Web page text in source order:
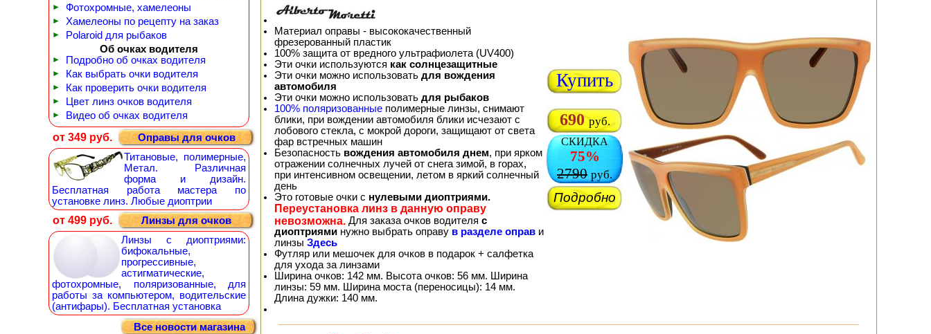
► Фотохромные, хамелеоны
► Хамелеоны по рецепту на заказ
►
Polaroid для рыбаков
Об очках водителя
► Подробно об очках водителя
► Как выбрать очки водителя
► Как проверить очки водителя
► Цвет линз очков водителя
► Видео об очках водителя
от 349 руб.
Оправы для очков
Титановые, полимерные,
Метал. Различная
форма и дизайн.
Бесплатная работа мастера по
установке линз. Любые диоптрии
от 499 руб.
Линзы для очков
Линзы с диоптриями:
бифокальные,
прогрессивные,
астигматические,
фотохромные, поляризованные, для
работы за компьютером, водительские
(антифары). Бесплатная установка
Все новости магазина
Материал оправы - высококачественный
фрезерованный пластик
100% защита от вредного ультрафиолета (UV400)
Эти очки используются как солнцезащитные
Эти очки можно использовать для вождения
автомобиля
Эти очки можно использовать для рыбаков
100% поляризованные полимерные линзы, снимают
блики, при вождении автомобиля блики исчезают с
лобового стекла, с мокрой дороги, защищают от света
фар встречных машин
Безопасность вождения автомобиля днем, при ярком
отражении солнечных лучей от снега зимой, в горах,
при интенсивном освещении, летом в яркий солнечный
день
Это готовые очки с нулевыми диоптриями.
Переустановка линз в данную оправу
невозможна. Для заказа очков водителя с
диоптриями нужно выбрать оправу в разделе оправ и
линзы Здесь
Футляр или мешочек для очков в подарок + салфетка
для ухода за линзами
Ширина очков: 142 мм. Высота очков: 56 мм. Ширина
линзы: 59 мм. Ширина моста (переносицы): 14 мм.
Длина дужки: 140 мм.
Купить
690 руб.
СКИДКА
75%
2790 руб.
Подробно